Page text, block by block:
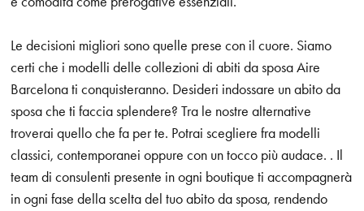
Le decisioni migliori sono quelle prese con il cuore. Siamo
certi che i modelli delle collezioni di abiti da sposa Aire
Barcelona ti conquisteranno. Desideri indossare un abito da
sposa che ti faccia splendere? Tra le nostre alternative
troverai quello che fa per te. Potrai scegliere fra modelli
classici, contemporanei oppure con un tocco più audace. . Il
team di consulenti presente in ogni boutique ti accompagnerà
in ogni fase della scelta del tuo abito da sposa, rendendo